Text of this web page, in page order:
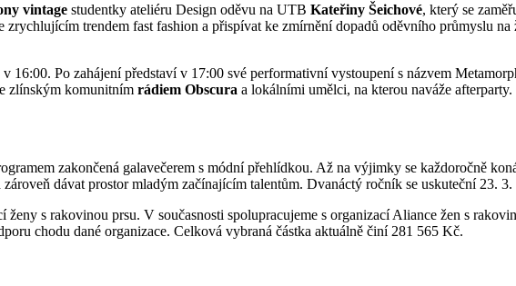
vintage studentky ateliéru Design oděvu na UTB Kateřiny Šeichové, který se
zrychlujícím trendem fast fashion a přispívat ke zmírnění dopadů oděvního průmyslu
16:00. Po zahájení představí v 17:00 své performativní vystoupení s názvem
zlínským komunitním rádiem Obscura a lokálními umělci, na kterou naváže
zakončená galavečerem s módní přehlídkou. Až na výjimky se každoročně
dávat prostor mladým začínajícím talentům. Dvanáctý ročník se uskuteční 23. 3.
s rakovinou prsu. V současnosti spolupracujeme s organizací Aliance žen s
chodu dané organizace. Celková vybraná částka aktuálně činí 281 565 Kč.